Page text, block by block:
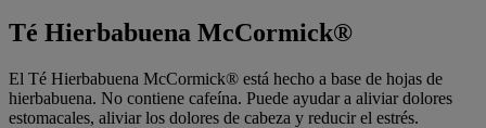
Té Hierbabuena McCormick®
El Té Hierbabuena McCormick® está hecho a base de hojas de
hierbabuena. No contiene cafeína. Puede ayudar a aliviar dolores
estomacales, aliviar los dolores de cabeza y reducir el estrés.